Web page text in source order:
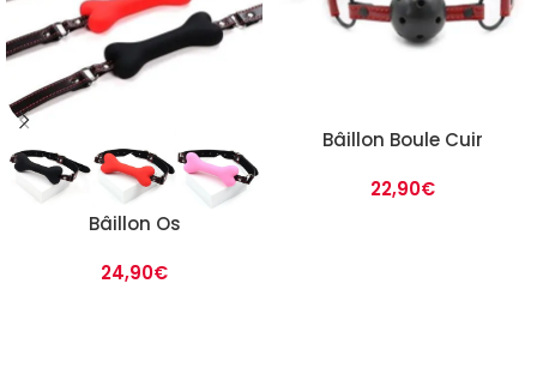
Bâillon Os
24,90€
Bâillon Boule Cuir
22,90€